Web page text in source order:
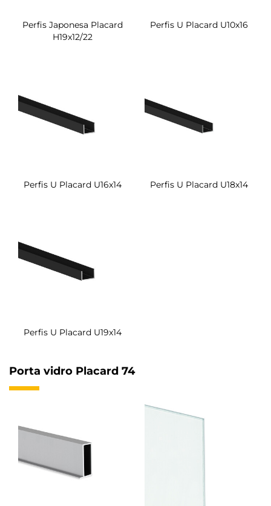
Perfis Japonesa Placard
H19x12/22
Perfis U Placard U10x16
Perfis U Placard U16x14 Perfis U Placard U18x14
Perfis U Placard U19x14
Porta vidro Placard 74